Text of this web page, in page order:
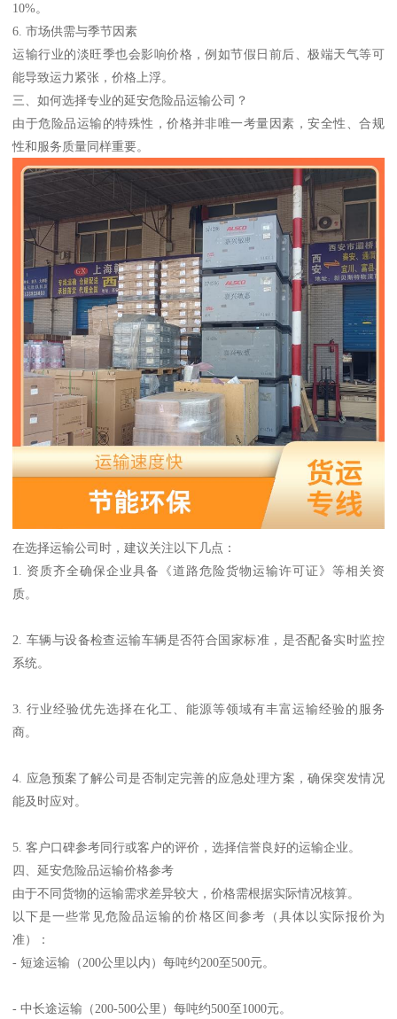
10%。
6. 市场供需与季节因素
运输行业的淡旺季也会影响价格，例如节假日前后、极端天气等可
能导致运力紧张，价格上浮。
三、如何选择专业的延安危险品运输公司？
由于危险品运输的特殊性，价格并非唯一考量因素，安全性、合规
性和服务质量同样重要。
在选择运输公司时，建议关注以下几点：
1. 资质齐全确保企业具备《道路危险货物运输许可证》等相关资
质。
2. 车辆与设备检查运输车辆是否符合国家标准，是否配备实时监控
系统。
3. 行业经验优先选择在化工、能源等领域有丰富运输经验的服务
商。
4. 应急预案了解公司是否制定完善的应急处理方案，确保突发情况
能及时应对。
5. 客户口碑参考同行或客户的评价，选择信誉良好的运输企业。
四、延安危险品运输价格参考
由于不同货物的运输需求差异较大，价格需根据实际情况核算。
以下是一些常见危险品运输的价格区间参考（具体以实际报价为
准）：
- 短途运输（200公里以内）每吨约200至500元。
- 中长途运输（200-500公里）每吨约500至1000元。